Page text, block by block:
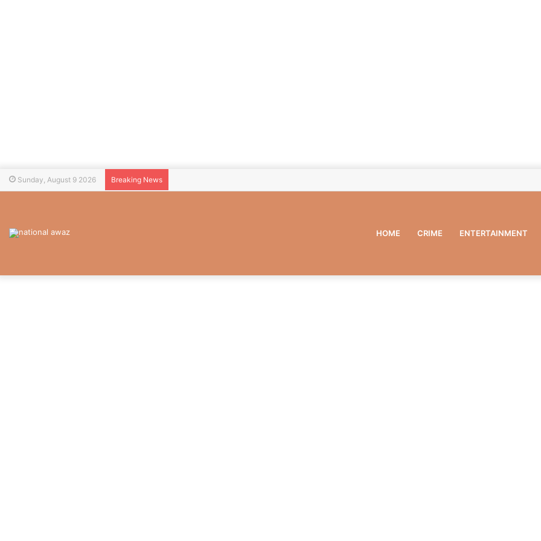
Sunday, August 9 2026 Breaking News
HOME CRIME ENTERTAINMENT